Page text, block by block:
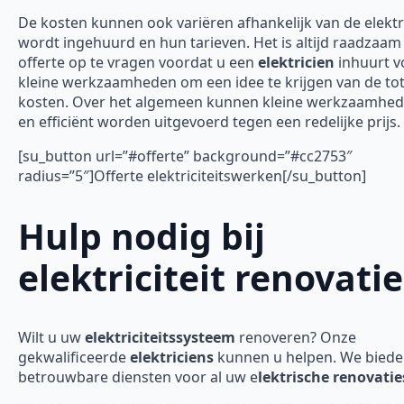
De kosten kunnen ook variëren afhankelijk van de
wordt ingehuurd en hun tarieven. Het is altijd
offerte op te vragen voordat u een elektricien inhuurt
kleine werkzaamheden om een idee te krijgen van de
kosten. Over het algemeen kunnen kleine
en efficiënt worden uitgevoerd tegen een redelijke prijs.
[su_button url=”#offerte” background=”#cc2753″
radius=”5″]Offerte elektriciteitswerken[/su_button]
Hulp nodig bij
elektriciteit
Wilt u uwelektriciteitssysteem renoveren? Onze
gekwalificeerdeelektriciens kunnen u helpen. We
betrouwbare diensten voor al uw elektrische